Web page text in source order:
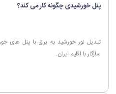
پنل خورشیدی چگونه کار می‌ کند؟
تبدیل نور خورشید به برق با پنل‌ های
سازگار با اقلیم ایران.